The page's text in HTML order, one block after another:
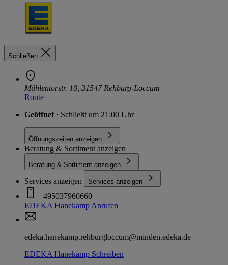
Schließen
Mühlentorstr. 10, 31547 Rehburg-Loccum
Route
Geöffnet · Schließt um 21:00 Uhr
Öffnungszeiten anzeigen
Beratung & Sortiment anzeigen
Beratung & Sortiment anzeigen
Services anzeigen Services anzeigen
+495037960660
EDEKA Hanekamp Anrufen
edeka.hanekamp.rehburgloccum@minden.edeka.de
EDEKA Hanekamp Schreiben